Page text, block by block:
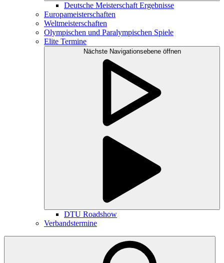
Deutsche Meisterschaft Ergebnisse
Europameisterschaften
Weltmeisterschaften
Olympischen und Paralympischen Spiele
Elite Termine
Nächste Navigationsebene öffnen
DTU Roadshow
Verbandstermine